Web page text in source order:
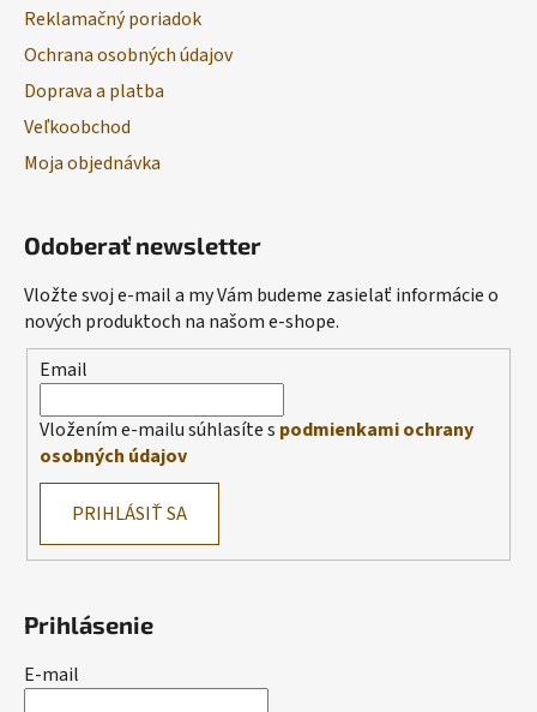
Reklamačný poriadok
Ochrana osobných údajov
Doprava a platba
Veľkoobchod
Moja objednávka
Odoberať newsletter
Vložte svoj e-mail a my Vám budeme zasielať informácie o
nových produktoch na našom e-shope.
Email
Vložením e-mailu súhlasíte s podmienkami ochrany
osobných údajov
PRIHLÁSIŤ SA
Prihlásenie
E-mail